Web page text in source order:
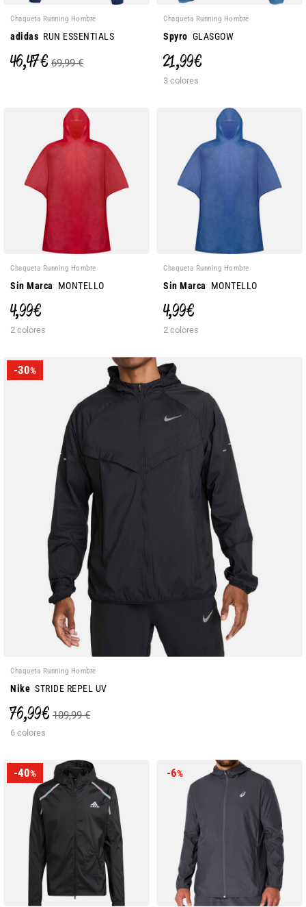
Chaqueta Running Hombre
adidas RUN ESSENTIALS
46,47 € 69,99 €
Chaqueta Running Hombre
Spyro GLASGOW
21,99 €
3 colores
Chaqueta Running Hombre
Sin Marca MONTELLO
4,99 €
2 colores
Chaqueta Running Hombre
Sin Marca MONTELLO
4,99 €
2 colores
-30%
Chaqueta Running Hombre
Nike STRIDE REPEL UV
76,99 € 109,99 €
6 colores
-40% -6%